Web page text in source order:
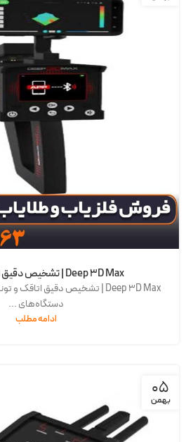
Deep 3D Max | تشخیص دقیق اتاقک و تونل
دستگاه‌های ...
ادامه مطلب
05
بهمن